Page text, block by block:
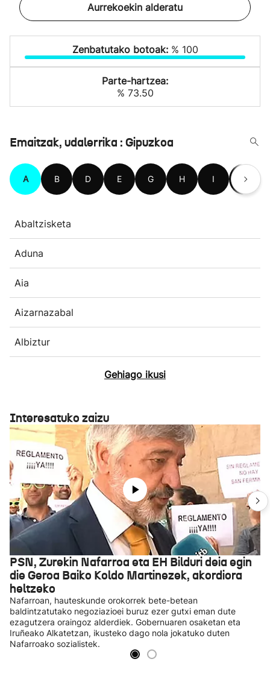
Aurrekoekin alderatu
Zenbatutako botoak: % 100
Parte-hartzea:
% 73.50
Emaitzak, udalerrika : Gipuzkoa
A B D E G H I L
Abaltzisketa
Aduna
Aia
Aizarnazabal
Albiztur
Gehiago ikusi
Interesatuko zaizu
PSN, Zurekin Nafarroa eta EH Bilduri deia egin
die Geroa Baiko Koldo Martinezek, akordiora
heltzeko
Nafarroan, hauteskunde orokorrek bete-betean
baldintzatutako negoziazioei buruz ezer gutxi eman dute
ezagutzera oraingoz alderdiek. Gobernuaren osaketan eta
Iruñeako Alkatetzan, ikusteko dago nola jokatuko duten
Nafarroako sozialistek.